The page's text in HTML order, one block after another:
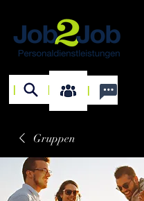
I I I
Gruppen